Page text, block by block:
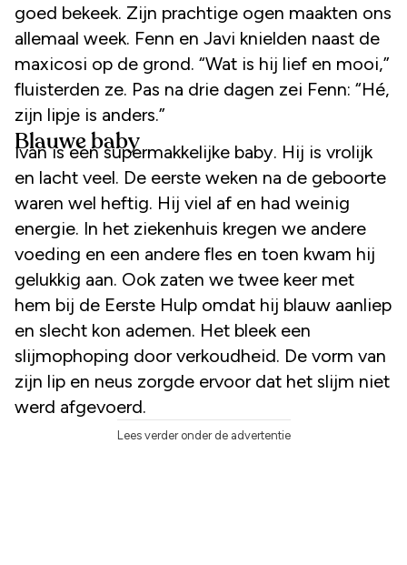
goed bekeek. Zijn prachtige ogen maakten ons
allemaal week. Fenn en Javi knielden naast de
maxicosi op de grond. “Wat is hij lief en mooi,”
fluisterden ze. Pas na drie dagen zei Fenn: “Hé,
zijn lipje is anders.”
Blauwe baby
Ivan is een supermakkelijke baby. Hij is vrolijk
en lacht veel. De eerste weken na de geboorte
waren wel heftig. Hij viel af en had weinig
energie. In het ziekenhuis kregen we andere
voeding en een andere fles en toen kwam hij
gelukkig aan. Ook zaten we twee keer met
hem bij de Eerste Hulp omdat hij blauw aanliep
en slecht kon ademen. Het bleek een
slijmophoping door verkoudheid. De vorm van
zijn lip en neus zorgde ervoor dat het slijm niet
werd afgevoerd.
Lees verder onder de advertentie